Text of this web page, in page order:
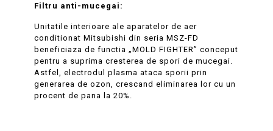
Filtru anti-mucegai:
Unitatile interioare ale aparatelor de aer
conditionat Mitsubishi din seria MSZ-FD
beneficiaza de functia „MOLD FIGHTER” conceput
pentru a suprima cresterea de spori de mucegai.
Astfel, electrodul plasma ataca sporii prin
generarea de ozon, crescand eliminarea lor cu un
procent de pana la 20%.